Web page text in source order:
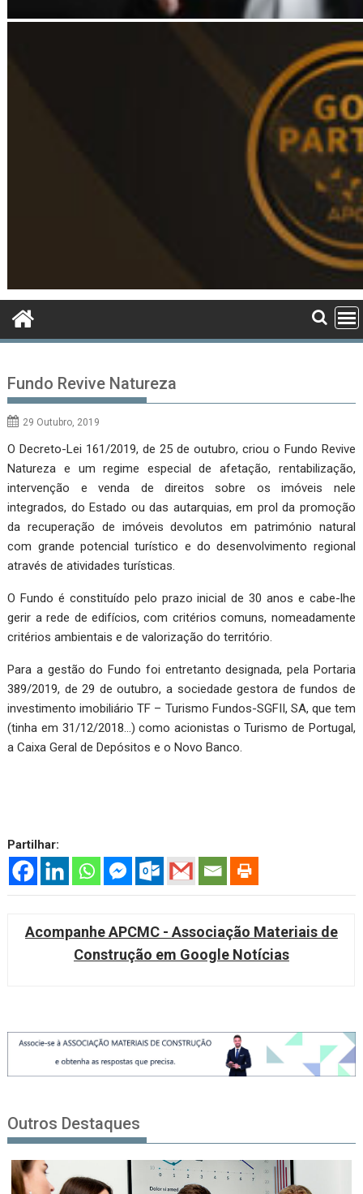
Fundo Revive Natureza
29 Outubro, 2019
O Decreto-Lei 161/2019, de 25 de outubro, criou o Fundo Revive
Natureza e um regime especial de afetação, rentabilização,
intervenção e venda de direitos sobre os imóveis nele
integrados, do Estado ou das autarquias, em prol da promoção
da recuperação de imóveis devolutos em património natural
com grande potencial turístico e do desenvolvimento regional
através de atividades turísticas.
O Fundo é constituído pelo prazo inicial de 30 anos e cabe-lhe
gerir a rede de edifícios, com critérios comuns, nomeadamente
critérios ambientais e de valorização do território.
Para a gestão do Fundo foi entretanto designada, pela Portaria
389/2019, de 29 de outubro, a sociedade gestora de fundos de
investimento imobiliário TF – Turismo Fundos-SGFII, SA, que tem
(tinha em 31/12/2018…) como acionistas o Turismo de Portugal,
a Caixa Geral de Depósitos e o Novo Banco.
Partilhar:
Acompanhe APCMC - Associação Materiais de
Construção em Google Notícias
Outros Destaques